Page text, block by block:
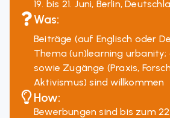
19. bis 21. Juni, Berlin,
Was:
Beiträge (auf Englisch oder
Thema (un)learning urbanity;
sowie Zugänge (Praxis,
Aktivismus) sind willkommen
How:
Bewerbungen sind bis zum 22.